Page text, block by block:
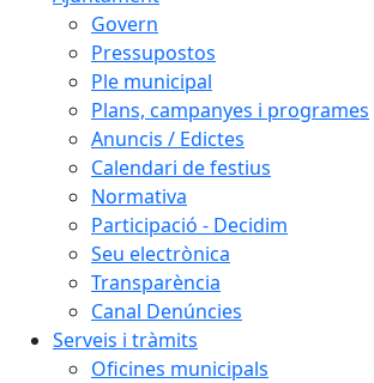
Govern
Pressupostos
Ple municipal
Plans, campanyes i programes
Anuncis / Edictes
Calendari de festius
Normativa
Participació - Decidim
Seu electrònica
Transparència
Canal Denúncies
Serveis i tràmits
Oficines municipals